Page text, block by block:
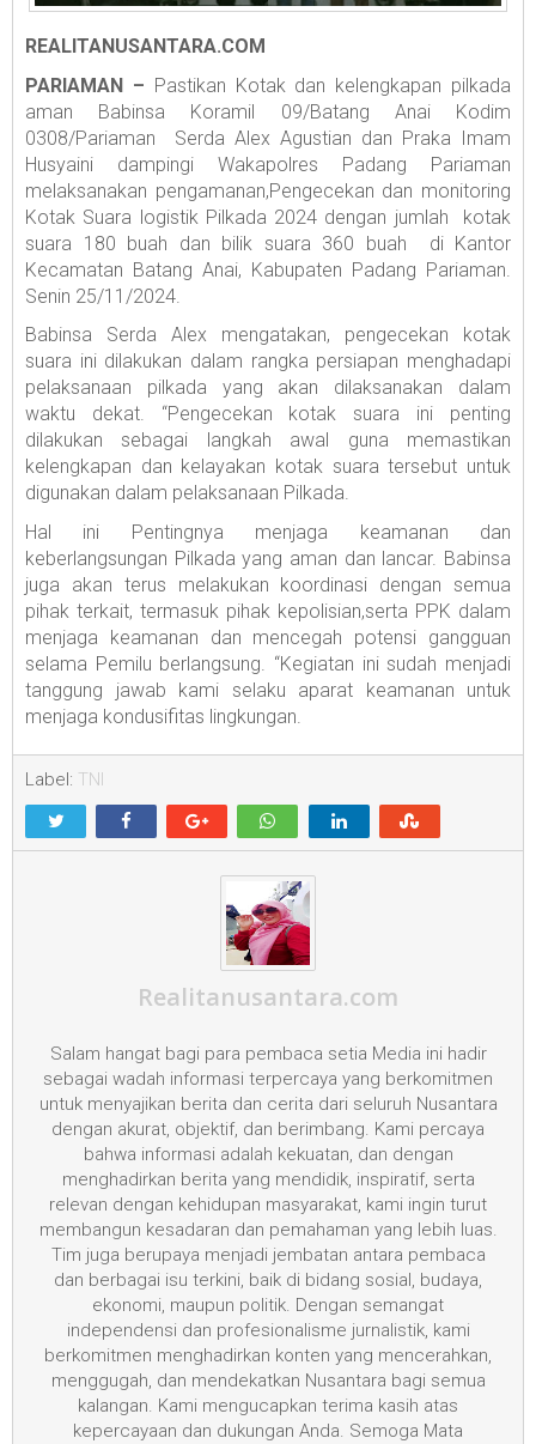
REALITANUSANTARA.COM
PARIAMAN – Pastikan Kotak dan kelengkapan pilkada
aman Babinsa Koramil 09/Batang Anai Kodim
0308/Pariaman Serda Alex Agustian dan Praka Imam
Husyaini dampingi Wakapolres Padang Pariaman
melaksanakan pengamanan,Pengecekan dan monitoring
Kotak Suara logistik Pilkada 2024 dengan jumlah kotak
suara 180 buah dan bilik suara 360 buah di Kantor
Kecamatan Batang Anai, Kabupaten Padang Pariaman.
Senin 25/11/2024.
Babinsa Serda Alex mengatakan, pengecekan kotak
suara ini dilakukan dalam rangka persiapan menghadapi
pelaksanaan pilkada yang akan dilaksanakan dalam
waktu dekat. “Pengecekan kotak suara ini penting
dilakukan sebagai langkah awal guna memastikan
kelengkapan dan kelayakan kotak suara tersebut untuk
digunakan dalam pelaksanaan Pilkada.
Hal ini Pentingnya menjaga keamanan dan
keberlangsungan Pilkada yang aman dan lancar. Babinsa
juga akan terus melakukan koordinasi dengan semua
pihak terkait, termasuk pihak kepolisian,serta PPK dalam
menjaga keamanan dan mencegah potensi gangguan
selama Pemilu berlangsung. “Kegiatan ini sudah menjadi
tanggung jawab kami selaku aparat keamanan untuk
menjaga kondusifitas lingkungan.
Label: TNI
Realitanusantara.com
Salam hangat bagi para pembaca setia Media ini hadir
sebagai wadah informasi terpercaya yang berkomitmen
untuk menyajikan berita dan cerita dari seluruh Nusantara
dengan akurat, objektif, dan berimbang. Kami percaya
bahwa informasi adalah kekuatan, dan dengan
menghadirkan berita yang mendidik, inspiratif, serta
relevan dengan kehidupan masyarakat, kami ingin turut
membangun kesadaran dan pemahaman yang lebih luas.
Tim juga berupaya menjadi jembatan antara pembaca
dan berbagai isu terkini, baik di bidang sosial, budaya,
ekonomi, maupun politik. Dengan semangat
independensi dan profesionalisme jurnalistik, kami
berkomitmen menghadirkan konten yang mencerahkan,
menggugah, dan mendekatkan Nusantara bagi semua
kalangan. Kami mengucapkan terima kasih atas
kepercayaan dan dukungan Anda. Semoga Mata